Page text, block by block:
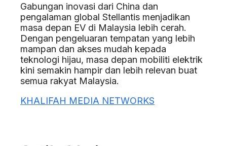
Gabungan inovasi dari China dan
pengalaman global Stellantis menjadikan
masa depan EV di Malaysia lebih cerah.
Dengan pengeluaran tempatan yang lebih
mampan dan akses mudah kepada
teknologi hijau, masa depan mobiliti elektrik
kini semakin hampir dan lebih relevan buat
semua rakyat Malaysia.
KHALIFAH MEDIA NETWORKS